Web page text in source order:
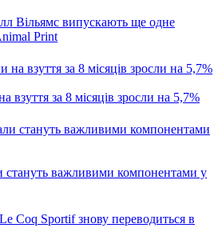
Вільямс випускають ще одне
Print
за 8 місяців зросли на 5,7%
стануть важливими компонентами у